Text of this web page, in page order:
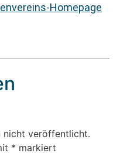
Homepage
nicht veröffentlicht.
* markiert